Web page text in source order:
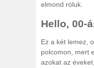
elmond róluk.
Hello, 00-
Ez a két lemez,
polcomon, mert
azokat az